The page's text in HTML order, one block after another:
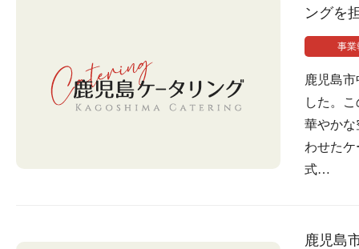
ングを
事業
鹿児島
した。
華やかな
わせた
式…
鹿児島